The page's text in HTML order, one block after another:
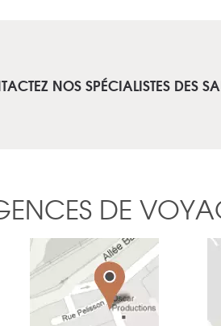
NOS SPÉCIALISTES DES
DE